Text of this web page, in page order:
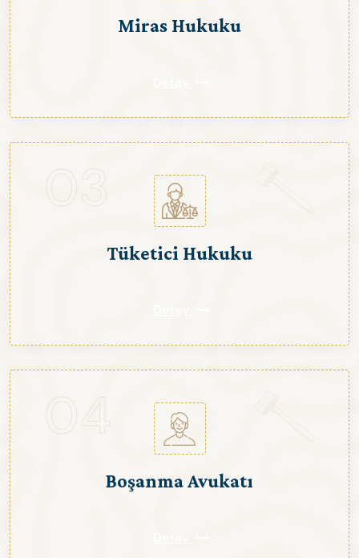
Miras Hukuku
Tüketici Hukuku
03
Boşanma Avukatı
04